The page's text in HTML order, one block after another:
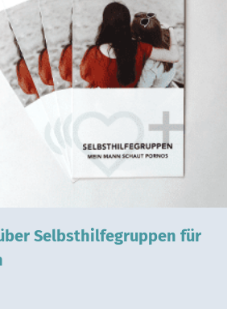
Selbsthilfegruppen für